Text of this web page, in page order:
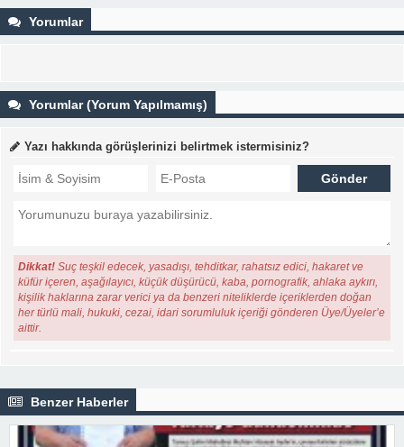
Yorumlar
Yorumlar (Yorum Yapılmamış)
Yazı hakkında görüşlerinizi belirtmek istermisiniz?
Dikkat! Suç teşkil edecek, yasadışı, tehditkar, rahatsız edici, hakaret ve
küfür içeren, aşağılayıcı, küçük düşürücü, kaba, pornografik, ahlaka aykırı,
kişilik haklarına zarar verici ya da benzeri niteliklerde içeriklerden doğan
her türlü mali, hukuki, cezai, idari sorumluluk içeriği gönderen Üye/Üyeler’e
aittir.
Benzer Haberler